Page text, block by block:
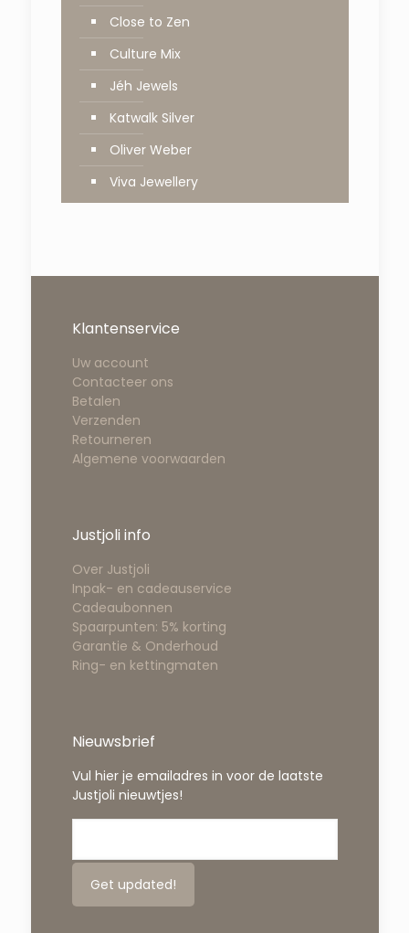
Close to Zen
Culture Mix
Jéh Jewels
Katwalk Silver
Oliver Weber
Viva Jewellery
Klantenservice
Uw account
Contacteer ons
Betalen
Verzenden
Retourneren
Algemene voorwaarden
Justjoli info
Over Justjoli
Inpak- en cadeauservice
Cadeaubonnen
Spaarpunten: 5% korting
Garantie & Onderhoud
Ring- en kettingmaten
Nieuwsbrief
Vul hier je emailadres in voor de laatste
Justjoli nieuwtjes!